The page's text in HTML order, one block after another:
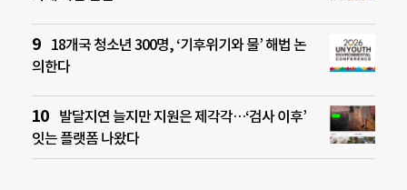
18개국 청소년 300명, ‘기후위기와 물’ 해법 논
의한다
발달지연 늘지만 지원은 제각각…‘검사 이후’
잇는 플랫폼 나왔다